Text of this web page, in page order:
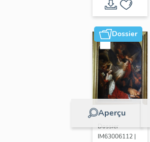
Dossier
Aperçu
Dossier
IM63006112 |